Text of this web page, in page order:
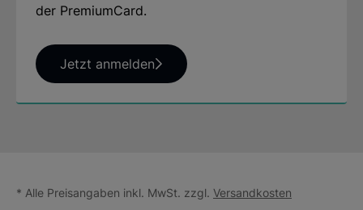
der PremiumCard.
Jetzt anmelden
* Alle Preisangaben inkl. MwSt. zzgl. Versandkosten